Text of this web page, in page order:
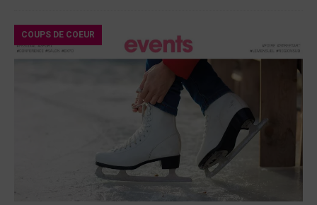
COUPS DE COEUR